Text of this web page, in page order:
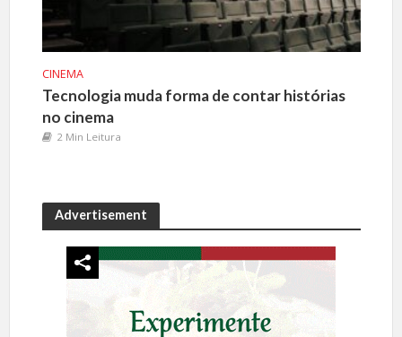
CINEMA
Tecnologia muda forma de contar histórias
no cinema
2 Min Leitura
Advertisement